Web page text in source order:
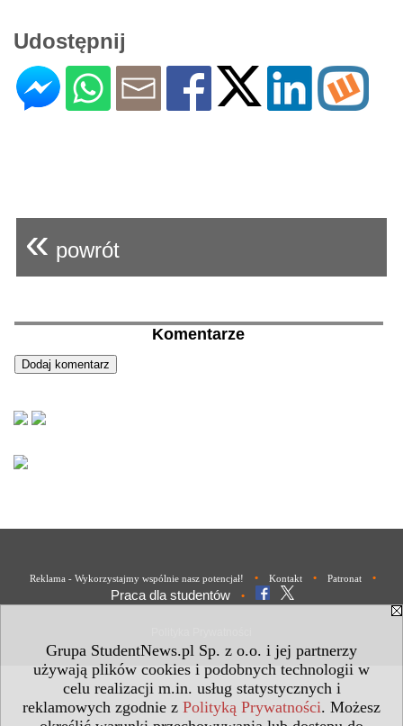
Grupa StudentNews.pl Sp. z o.o. i jej partnerzy
używają plików cookies i podobnych technologii w
celu realizacji m.in. usług statystycznych i
reklamowych zgodnie z Polityką Prywatności. Możesz
Udostępnij
« powrót
Komentarze
Reklama - Wykorzystajmy wspólnie nasz potencjał! • Kontakt • Patronat •
Praca dla studentów •